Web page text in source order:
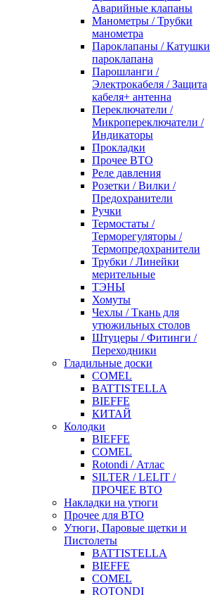
Аварийные клапаны
Манометры / Трубки
манометра
Пароклапаны / Катушки
пароклапана
Парошланги /
Электрокабеля / Защита
кабеля+ антенна
Переключатели /
Микропереключатели /
Индикаторы
Прокладки
Прочее ВТО
Реле давления
Розетки / Вилки /
Предохранители
Ручки
Термостаты /
Терморегуляторы /
Термопредохранители
Трубки / Линейки
мерительные
ТЭНЫ
Хомуты
Чехлы / Ткань для
утюжильных столов
Штуцеры / Фитинги /
Переходники
Гладильные доски
COMEL
BATTISTELLA
BIEFFE
КИТАЙ
Колодки
BIEFFE
COMEL
Rotondi / Атлас
SILTER / LELIT /
ПРОЧЕЕ ВТО
Накладки на утюги
Прочее для ВТО
Утюги, Паровые щетки и
Пистолеты
BATTISTELLA
BIEFFE
COMEL
ROTONDI